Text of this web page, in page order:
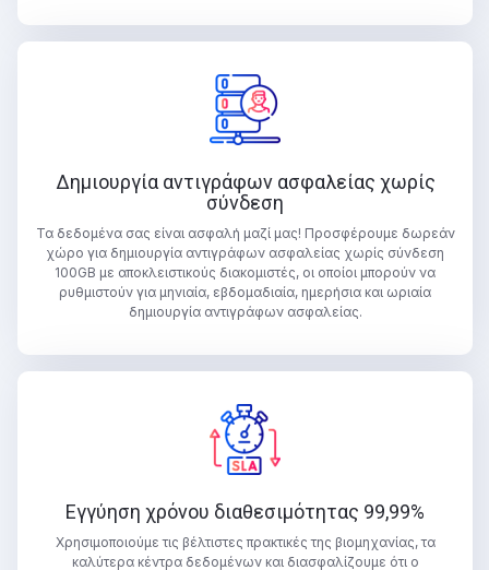
Δημιουργία αντιγράφων ασφαλείας χωρίς
σύνδεση
Τα δεδομένα σας είναι ασφαλή μαζί μας! Προσφέρουμε δωρεάν
χώρο για δημιουργία αντιγράφων ασφαλείας χωρίς σύνδεση
100GB με αποκλειστικούς διακομιστές, οι οποίοι μπορούν να
ρυθμιστούν για μηνιαία, εβδομαδιαία, ημερήσια και ωριαία
δημιουργία αντιγράφων ασφαλείας.
Εγγύηση χρόνου διαθεσιμότητας 99,99%
Χρησιμοποιούμε τις βέλτιστες πρακτικές της βιομηχανίας, τα
καλύτερα κέντρα δεδομένων και διασφαλίζουμε ότι ο